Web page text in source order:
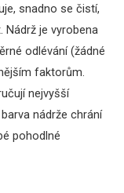
snadno se čistí,
Nádrž je vyrobena
odlévání (žádné
faktorům.
nejvyšší
nádrže chrání
pohodlné